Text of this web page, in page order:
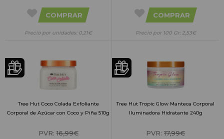
COMPRAR
Precio por unidades: 0,21€
COMPRAR
Precio por 100 Gr: 2,53€
Tree Hut Coco Colada Exfoliante
Corporal de Azúcar con Coco y Piña 510g
PVR:16,99€
Tree Hut Tropic Glow Manteca Corporal
Iluminadora Hidratante 240g
PVR: 17,99€